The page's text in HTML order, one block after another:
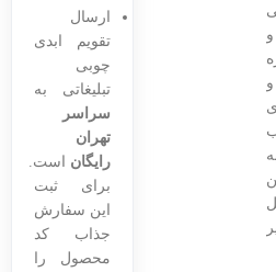
ارسال
تقویم ابدی
چوبی
تبلیغاتی به
سراسر
تهران
رایگان است.
برای ثبت
این سفارش
جذاب کد
محصول را